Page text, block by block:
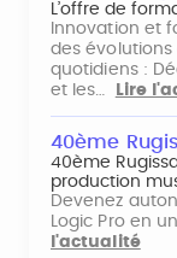
L’offre de
Innovation et
des
quotidiens :
et les…
Lire
40ème
40ème
production
Devenez
Logic Pro en
l'actualité